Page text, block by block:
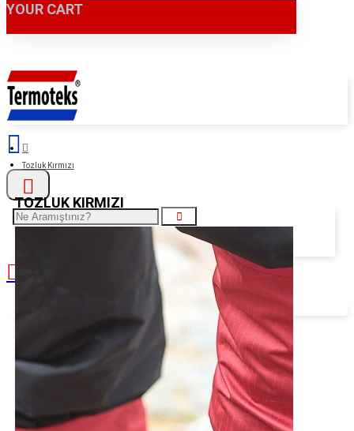
YOUR CART
Tozluk Kırmızı
TOZLUK KIRMIZI